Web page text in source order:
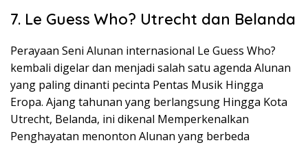
7. Le Guess Who? Utrecht dan Belanda
Perayaan Seni Alunan internasional Le Guess Who?
kembali digelar dan menjadi salah satu agenda Alunan
yang paling dinanti pecinta Pentas Musik Hingga
Eropa. Ajang tahunan yang berlangsung Hingga Kota
Utrecht, Belanda, ini dikenal Memperkenalkan
Penghayatan menonton Alunan yang berbeda